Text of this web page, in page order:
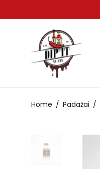
Home / Padažai /